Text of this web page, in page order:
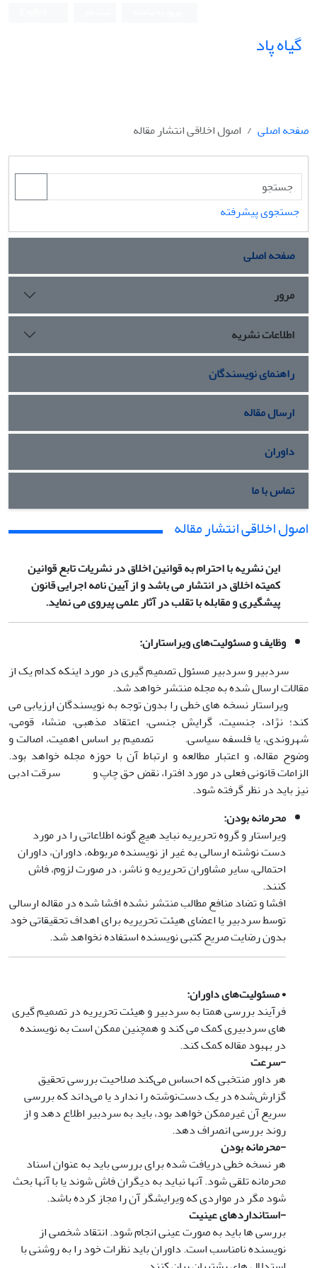
گیاه پاد
صفحه اصلی اصول اخلاقی انتشار مقاله
جستجوی پیشرفته
صفحه اصلی
مرور
اطلاعات نشریه
راهنمای نویسندگان
ارسال مقاله
داوران
تماس با ما
اصول اخلاقی انتشار مقاله
این نشریه با احترام به قوانین اخلاق در نشریات تابع قوانین
کمیته اخلاق در انتشار می باشد و از آیین نامه اجرایی قانون
پیشگیری و مقابله با تقلب در آثار علمی پیروی می نماید.
وظایف و مسئولیت‌های ویراستاران:
سردبیر و سردبیر مسئول تصمیم گیری در مورد اینکه کدام یک از
مقالات ارسال شده به مجله منتشر خواهد شد.
ویراستار نسخه های خطی را بدون توجه به نویسندگان ارزیابی می
کند؛ نژاد، جنسیت، گرایش جنسی، اعتقاد مذهبی، منشاء قومی،
شهروندی، یا فلسفه سیاسی. تصمیم بر اساس اهمیت، اصالت و
وضوح مقاله، و اعتبار مطالعه و ارتباط آن با حوزه مجله خواهد بود.
الزامات قانونی فعلی در مورد افترا، نقض حق چاپ و سرقت ادبی
نیز باید در نظر گرفته شود.
محرمانه بودن:
ویراستار و گروه تحریریه نباید هیچ گونه اطلاعاتی را در مورد
دست نوشته ارسالی به غیر از نویسنده مربوطه، داوران، داوران
احتمالی، سایر مشاوران تحریریه و ناشر، در صورت لزوم، فاش
کنند.
افشا و تضاد منافع مطالب منتشر نشده افشا شده در مقاله ارسالی
توسط سردبیر یا اعضای هیئت تحریریه برای اهداف تحقیقاتی خود
بدون رضایت صریح کتبی نویسنده استفاده نخواهد شد.
•مسئولیت‌های داوران:
فرآیند بررسی همتا به سردبیر و هیئت تحریریه در تصمیم گیری
های سردبیری کمک می کند و همچنین ممکن است به نویسنده
در بهبود مقاله کمک کند.
-سرعت
هر داور منتخبی که احساس می‌کند صلاحیت بررسی تحقیق
گزارش‌شده در یک دست‌نوشته را ندارد یا می‌داند که بررسی
سریع آن غیرممکن خواهد بود، باید به سردبیر اطلاع دهد و از
روند بررسی انصراف دهد.
-محرمانه بودن
هر نسخه خطی دریافت شده برای بررسی باید به عنوان اسناد
محرمانه تلقی شود. آنها نباید به دیگران فاش شوند یا با آنها بحث
شود مگر در مواردی که ویرایشگر آن را مجاز کرده باشد.
-استانداردهای عینیت
بررسی ها باید به صورت عینی انجام شود. انتقاد شخصی از
نویسنده نامناسب است. داوران باید نظرات خود را به روشنی با